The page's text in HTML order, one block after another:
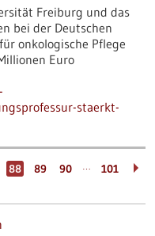
Freiburg und das
bei der Deutschen
onkologische Pflege
Euro
staerkt-
88 89 90 … 101